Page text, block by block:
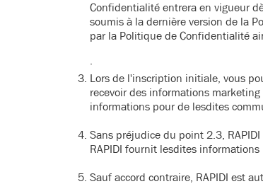
Confidentialité entrera en vigueur
soumis à la dernière version de la
par la Politique de Confidentialité
Lors de l'inscription initiale, vous
recevoir des informations
informations pour de lesdites
Sans préjudice du point 2.3,
RAPIDI fournit lesdites
Sauf accord contraire, RAPIDI est